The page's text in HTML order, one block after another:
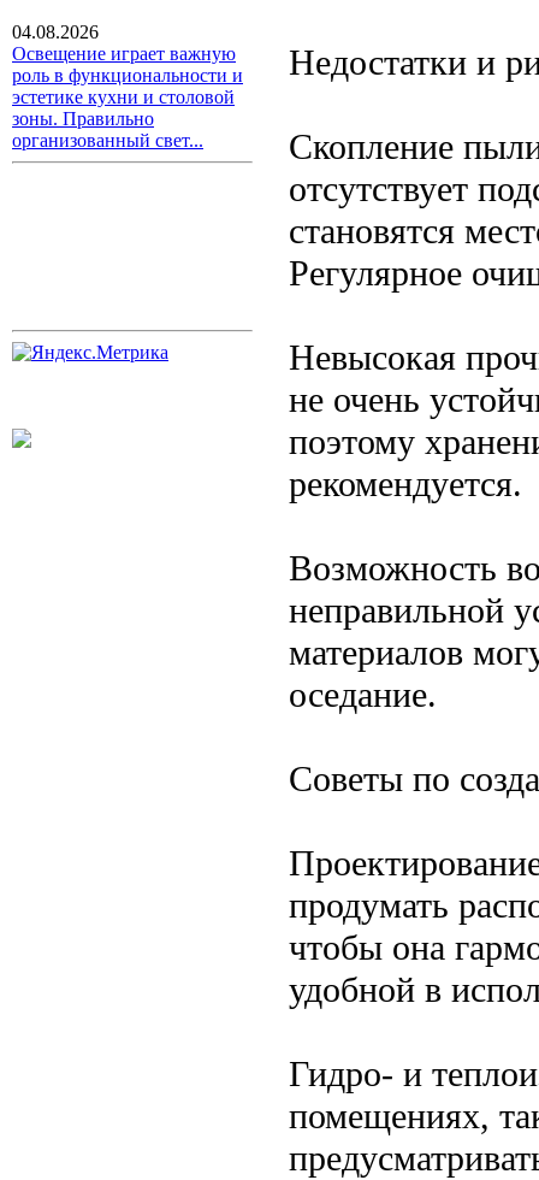
04.08.2026
Освещение играет важную
роль в функциональности и
эстетике кухни и столовой
зоны. Правильно
организованный свет...
Недостатки и
Скопление
отсутствует
становятся
Регулярное
Невысокая
не очень
поэтому
рекомендуется.
Возможность
неправильной
материалов
оседание.
Советы по
продумать
чтобы она
удобной в
Гидро- и
помещениях,